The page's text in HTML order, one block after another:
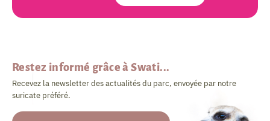
Restez informé grâce à Swati...
Recevez la newsletter des actualités du parc, envoyée par notre
suricate préféré.